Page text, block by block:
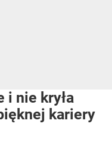
i nie kryła
kariery